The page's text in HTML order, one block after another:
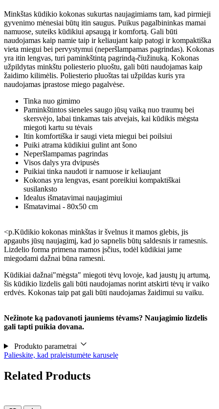
Minkštas kūdikio kokonas sukurtas naujagimiams tam, kad pirmieji
gyvenimo mėnesiai būtų itin saugus. Puikus pagalbininkas mamai
namuose, suteiks kūdikiui apsaugą ir komfortą. Gali būti
naudojamas kaip namie taip ir keliaujant kaip patogi ir kompaktiška
vieta miegui bei pervystymui (neperšlampamas pagrindas). Kokonas
yra itin lengvas, turi paminkštintą pagrindą-čiužinuką. Kokonas
užpildytas minkštu poliesterio pluoštu, gali būti naudojamas kaip
žaidimo kilimėlis. Poliesterio pluoštas tai užpildas kuris yra
naudojamas įprastose miego pagalvėse.
Tinka nuo gimimo
Paminkštintos sieneles saugo jūsų vaiką nuo traumų bei
skersvėjo, labai tinkamas tais atvejais, kai kūdikis mėgsta
miegoti kartu su tėvais
Itin komfortiška ir saugi vieta miegui bei poilsiui
Puiki atrama kūdikiui gulint ant šono
Neperšlampamas pagrindas
Visos dalys yra dvipusės
Puikiai tinka naudoti ir namuose ir keliaujant
Kokonas yra lengvas, esant poreikiui kompaktiškai
susilanksto
Idealus išmatavimai naujagimiui
Išmatavimai - 80x50 cm
<p.Kūdikio kokonas minkštas ir švelnus it mamos glebis, jis
apgaubs jūsų naujagimį, kad jo sapnelis būtų saldesnis ir ramesnis.
Lizdelio forma primena mamos įsčius, todėl kūdikiai jame
miegodami dažnai būna ramesni.
Kūdikiai dažnai"mėgsta" miegoti tėvų lovoje, kad jaustų jų artumą,
šis kūdikio lizdelis gali būti naudojamas norint atskirti tėvų ir vaiko
erdvės. Kokonas taip pat gali būti naudojamas žaidimui su vaiku.
Nežinote ką padovanoti jauniems tėvams? Naujagimio lizdelis
gali tapti puikia dovana.
Produkto parametrai
Palieskite, kad praleistumėte karuselę
Related Products